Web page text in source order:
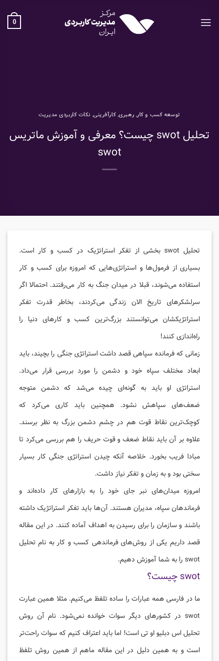
content
0
توسعه کسب و کار, رهبری, کارآفرینی, نکات کاربردی مدیریت
تحلیل swot چیست؟ معرفی و آموزش ماتریس
swot
تحلیل swot بخشی از تفکر استراتژیک در کسب و کار است.
بسیاری از فرمول‌ها و استراتژی‌هایی که امروزه برای کسب و کار
استفاده می‌شوند، قبلا در میدان جنگ به کار می‌رفتند. احتمالا اگر
سرلشکرهای تاریخ الان زندگی می‌کردند، بخاطر قدرت تفکر
استراتژیکشان می‌توانستند بزرگ‌ترین کسب و کارهای دنیا را
راه‌اندازی کنند!
زمانی که فرمانده سپاهی قصد داشت استراتژی جنگی را بچیند، باید
ابعاد مختلف سپاه خود و دشمن را مورد بررسی قرار می‌داد.
استراتژی او باید به گونه‌ای چیده می‌شد که دشمن متوجه
ضعف‌های سپاهش نشود. همچنین باید کاری می‌کرد که
کوچک‌ترین نقاط قوت هم در چشم دشمن بزرگ به نظر برسند.
علاوه بر آن باید نقاط ضعف و قوت حریف را هم بررسی می‌کرد تا
مبادا فریب بخورد. خلاصه آنکه چیدن استراتژی جنگی کار بسیار
سختی بود و به زمان و تفکر نیاز داشت.
امروزه میدان‌های نبر جای خود را به بازارهای کار داده‌اند و
فرماندهان سپاه، مدیران هستند. آن‌ها باید تفکر استراتژیک داشته
باشند و سازمان را برای رسیدن به اهداف آماده کنند. در این مقاله
قصد داریم یکی از روش‌های فرماندهی کسب و کار به نام تحلیل
swot را به شما آموزش دهیم.
swot چیست؟
ما در فارسی همه عبارات را ساده تلفظ می‌کنیم. مثلا همین عبارت
swot در کشورهای دیگر سوات خوانده نمی‌شود. نام آن روش
تحلیل اس دبلیو او تی است! اما باید اعتراف کنیم که سوات راحت‌تر
است و به همین دلیل در این مقاله ماهم از همین روش تلفظ